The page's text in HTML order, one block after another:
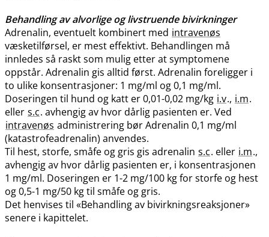
Behandling av alvorlige og livstruende bivirkninger
Adrenalin, eventuelt kombinert med intravenøs
væsketilførsel, er mest effektivt. Behandlingen må
innledes så raskt som mulig etter at symptomene
oppstår. Adrenalin gis alltid først. Adrenalin foreligger i
to ulike konsentrasjoner: 1 mg/ml og 0,1 mg​/​ml.
Doseringen til hund og katt er 0,01-0,02 mg/kg i.v., i.m.
eller s.c. avhengig av hvor dårlig pasienten er. Ved
intravenøs administrering bør Adrenalin 0,1 mg/ml
(katastrofeadrenalin) anvendes.
Til hest, storfe, småfe og gris gis adrenalin s.c. eller i.m.,
avhengig av hvor dårlig pasienten er, i konsentrasjonen
1 mg​/​ml. Doseringen er 1-2 mg/100 kg for storfe og hest
og 0,5-1 mg/50 kg til småfe og gris.
Det henvises til «Behandling av bivirkningsreaksjoner»
senere i kapittelet.